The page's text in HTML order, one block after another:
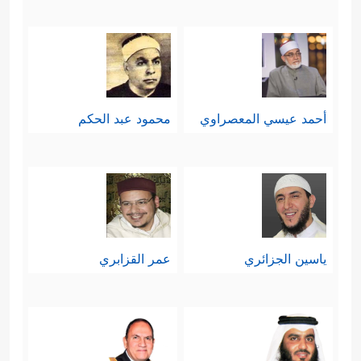
طويلًا، والعبرة التي ينبغي أن يتدبَّرَها كلُّ
عاقلٍ من قصة قارون وعاقبته البائِسة،
فالدنيا زائِلةٌ بزينتها وبهرجها ومتاعها
الخير﴿تِلۡكَ ٱلدَّارُ ٱلۡـَٔاخِرَةُ نَجۡعَلُهَا لِلَّذِینَ لَا یُرِیدُونَ
عُلُوࣰّا فِی ٱلۡأَرۡضِ وَلَا فَسَادࣰاۚ وَٱلۡعَـٰقِبَةُ لِلۡمُتَّقِینَ﴾
سابعًا: يؤكِّد القرآن مبدأ العدل الإلهي،
للمُسيء إلا جزاء سيئته﴿مَن جَاۤءَ بِٱلۡحَسَنَةِ
أحمد عيسي المعصراوي محمود عبد الحكم
ياسين الجزائري عمر القزابري